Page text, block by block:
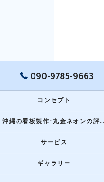
090-9785-9663
コンセプト
沖縄の看板製作･丸金ネオンの評判
サービス
ギャラリー